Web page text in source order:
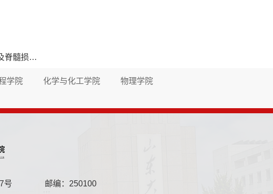
伤修复
学院 化学与化工学院
物理学院
号 邮编：250100